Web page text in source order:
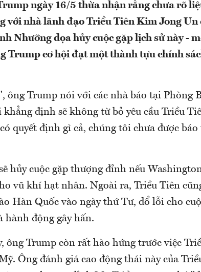
ngày 16/5 thừa nhận rằng chưa rõ
với nhà lãnh đạo Triều Tiên Kim Jong Un
Nhưỡng dọa hủy cuộc gặp lịch sử này -
Trump cơ hội đạt một thành tựu chính
ông Trump nói với các nhà báo tại Phòng
định sẽ không từ bỏ yêu cầu Triều
quyết định gì cả, chúng tôi chưa được
hủy cuộc gặp thượng đỉnh nếu
vũ khí hạt nhân. Ngoài ra, Triều Tiên
Hàn Quốc vào ngày thứ Tư, đổ lỗi cho
hành động gây hấn.
ông Trump còn rất hào hứng trước việc
Ông đánh giá cao động thái này của